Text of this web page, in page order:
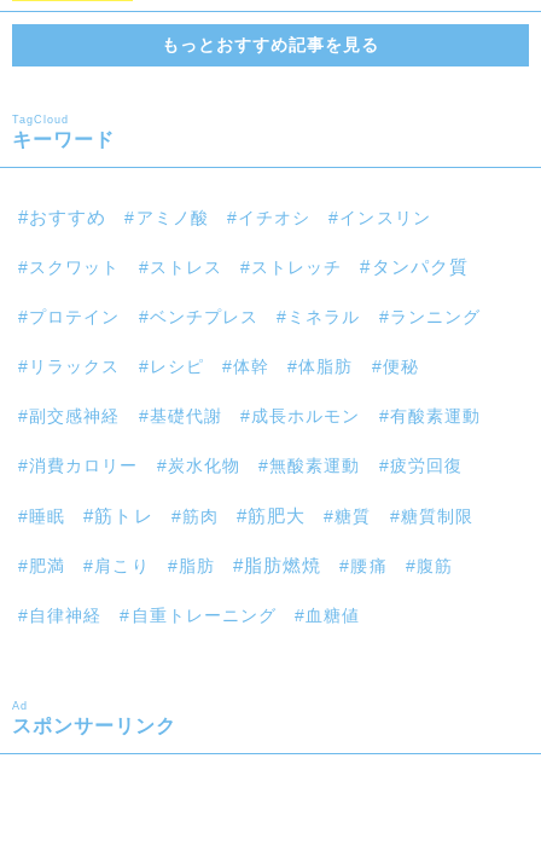
もっとおすすめ記事を見る
TagCloud
キーワード
おすすめ アミノ酸 イチオシ インスリン
スクワット ストレス ストレッチ タンパク質
プロテイン ベンチプレス ミネラル ランニング
リラックス レシピ 体幹 体脂肪 便秘
副交感神経 基礎代謝 成長ホルモン 有酸素運動
消費カロリー 炭水化物 無酸素運動 疲労回復
睡眠 筋トレ 筋肉 筋肥大 糖質 糖質制限
肥満 肩こり 脂肪 脂肪燃焼 腰痛 腹筋
自律神経 自重トレーニング 血糖値
Ad
スポンサーリンク